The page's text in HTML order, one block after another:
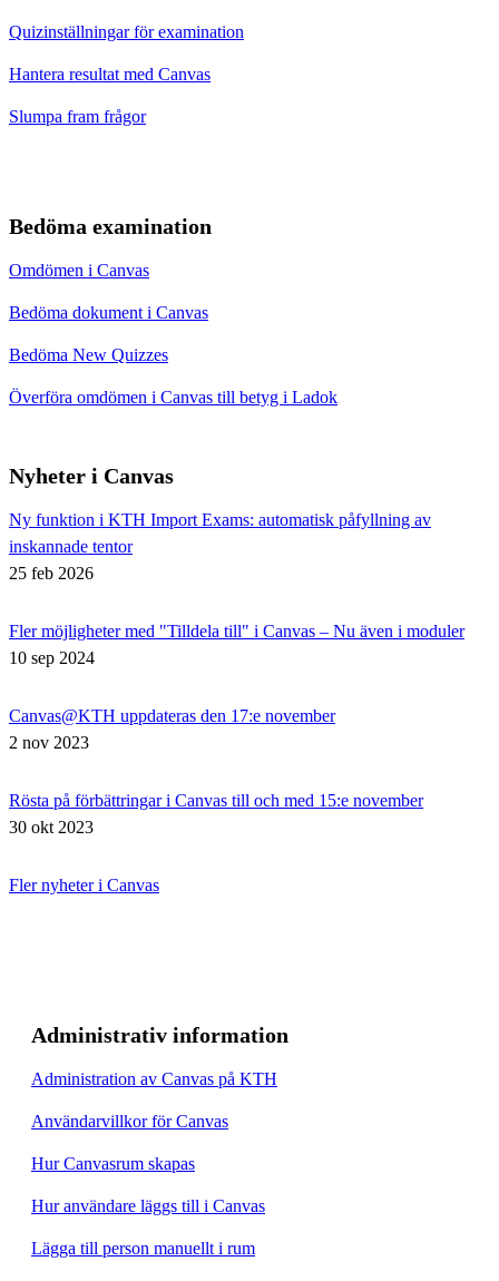
Quizinställningar för examination
Hantera resultat med Canvas
Slumpa fram frågor
Bedöma examination
Omdömen i Canvas
Bedöma dokument i Canvas
Bedöma New Quizzes
Överföra omdömen i Canvas till betyg i Ladok
Nyheter i Canvas
Ny funktion i KTH Import Exams: automatisk påfyllning av
inskannade tentor
25 feb 2026
Fler möjligheter med "Tilldela till" i Canvas – Nu även i moduler
10 sep 2024
Canvas@KTH uppdateras den 17:e november
2 nov 2023
Rösta på förbättringar i Canvas till och med 15:e november
30 okt 2023
Fler nyheter i Canvas
Administrativ information
Administration av Canvas på KTH
Användarvillkor för Canvas
Hur Canvasrum skapas
Hur användare läggs till i Canvas
Lägga till person manuellt i rum